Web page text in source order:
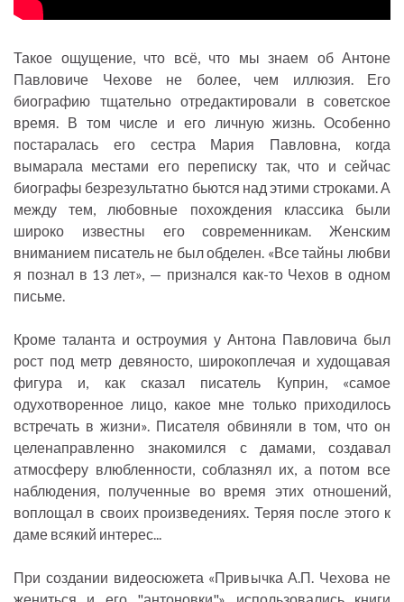
Такое ощущение, что всё, что мы знаем об Антоне
Павловиче Чехове не более, чем иллюзия. Его
биографию тщательно отредактировали в советское
время. В том числе и его личную жизнь. Особенно
постаралась его сестра Мария Павловна, когда
вымарала местами его переписку так, что и сейчас
биографы безрезультатно бьются над этими строками. А
между тем, любовные похождения классика были
широко известны его современникам. Женским
вниманием писатель не был обделен. «Все тайны любви
я познал в 13 лет», — признался как-то Чехов в одном
письме.
Кроме таланта и остроумия у Антона Павловича был
рост под метр девяносто, широкоплечая и худощавая
фигура и, как сказал писатель Куприн, «самое
одухотворенное лицо, какое мне только приходилось
встречать в жизни». Писателя обвиняли в том, что он
целенаправленно знакомился с дамами, создавал
атмосферу влюбленности, соблазнял их, а потом все
наблюдения, полученные во время этих отношений,
воплощал в своих произведениях. Теряя после этого к
даме всякий интерес...
При создании видеосюжета «Привычка А.П. Чехова не